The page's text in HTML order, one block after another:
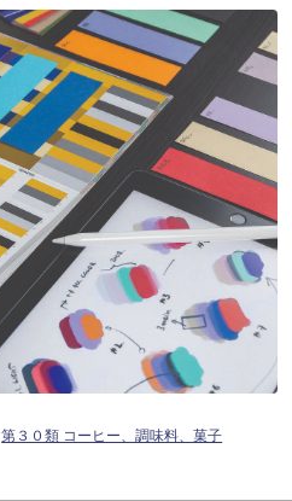
第３０類 コーヒー、調味料、菓子